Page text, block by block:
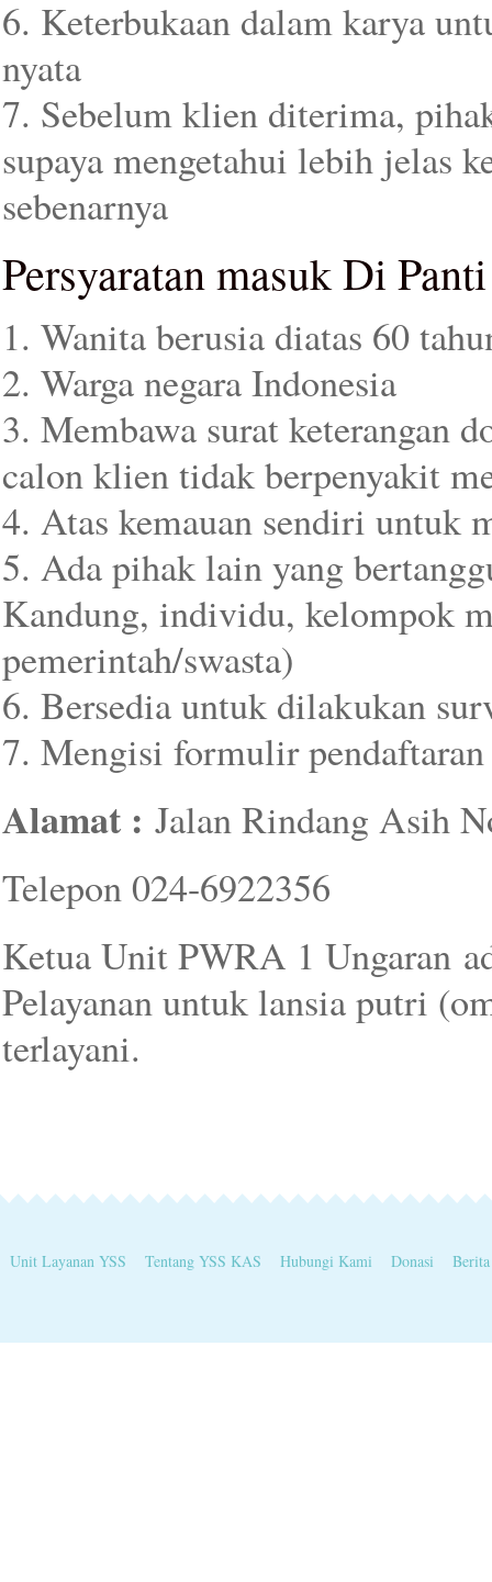
6. Keterbukaan dalam karya
nyata
7. Sebelum klien diterima,
supaya mengetahui lebih jelas
sebenarnya
Persyaratan masuk Di
1. Wanita berusia diatas 60
2. Warga negara Indonesia
3. Membawa surat keterangan
calon klien tidak berpenyakit
4. Atas kemauan sendiri untuk
5. Ada pihak lain yang
Kandung, individu, kelompok
pemerintah/swasta)
6. Bersedia untuk dilakukan
7. Mengisi formulir pendaftaran
Alamat : Jalan Rindang Asih
Telepon 024-6922356
Ketua Unit PWRA 1 Ungaran
Pelayanan untuk lansia putri
terlayani.
Unit Layanan YSS Tentang YSS KAS Hubungi Kami Donasi Berita